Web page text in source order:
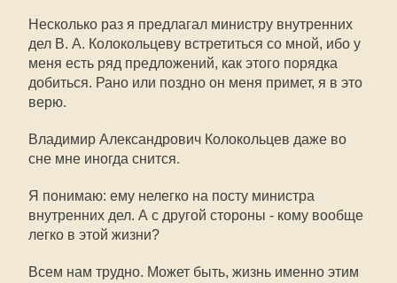
Несколько раз я предлагал министру внутренних
дел В. А. Колокольцеву встретиться со мной, ибо у
меня есть ряд предложений, как этого порядка
добиться. Рано или поздно он меня примет, я в это
верю.
Владимир Александрович Колокольцев даже во
сне мне иногда снится.
Я понимаю: ему нелегко на посту министра
внутренних дел. А с другой стороны - кому вообще
легко в этой жизни?
Всем нам трудно. Может быть, жизнь именно этим